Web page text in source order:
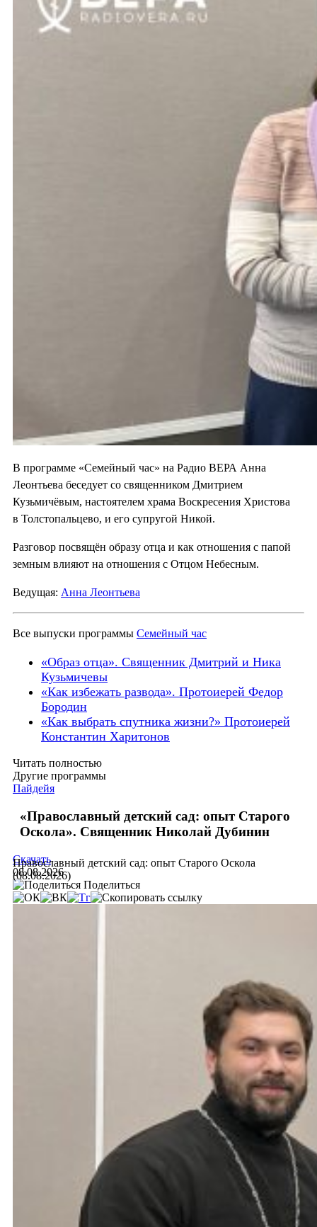
В программе «Семейный час» на Радио ВЕРА Анна
Леонтьева беседует со священником Дмитрием
Кузьмичёвым, настоятелем храма Воскресения Христова
в Толстопальцево, и его супругой Никой.
Разговор посвящён образу отца и как отношения с папой
земным влияют на отношения с Отцом Небесным.
Ведущая: Анна Леонтьева
Все выпуски программы Семейный час
«Образ отца». Священник Дмитрий и Ника
Кузьмичевы
«Как избежать развода». Протоиерей Федор
Бородин
«Как выбрать спутника жизни?» Протоиерей
Константин Харитонов
Читать полностью
Другие программы
Пайдейя
«Православный детский сад: опыт Старого
Оскола». Священник Николай Дубинин
Православный детский сад: опыт Старого Оскола
(08.08.2026)
Скачать
08.08.2026
Поделиться